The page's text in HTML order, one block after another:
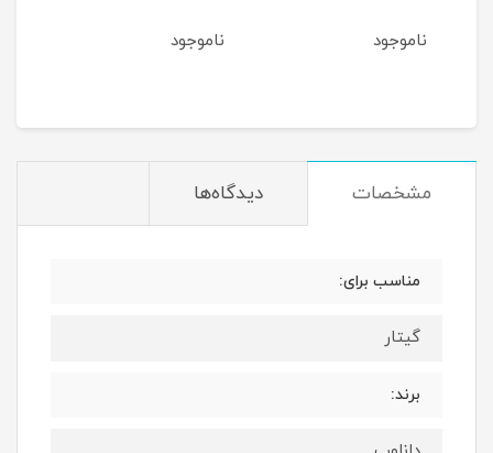
مشخصات دیدگاه‌ها
مناسب برای:
گیتار
برند: